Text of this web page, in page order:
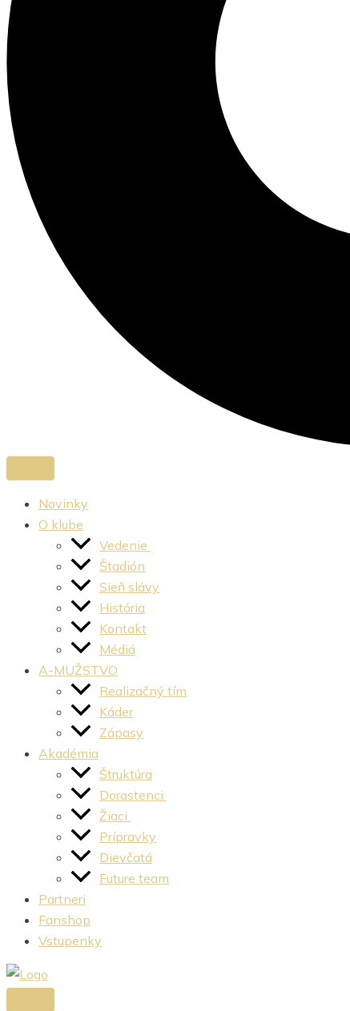
Novinky
O klube
Vedenie
Štadión
Sieň slávy
História
Kontakt
Médiá
A-MUŽSTVO
Realizačný tím
Káder
Zápasy
Akadémia
Štruktúra
Dorastenci
Žiaci
Prípravky
Dievčatá
Future team
Partneri
Fanshop
Vstupenky